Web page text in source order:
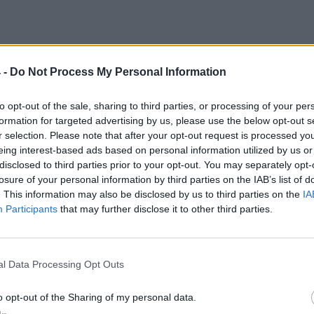
- Do Not Process My Personal Information
opt-out of the sale, sharing to third parties, or processing of your
for targeted advertising by us, please use the below opt-out
selection. Please note that after your opt-out request is processed
interest-based ads based on personal information utilized by us
to third parties prior to your opt-out. You may separately
of your personal information by third parties on the IAB’s list of
This information may also be disclosed by us to third parties on the
Participants that may further disclose it to other third parties.
Data Processing Opt Outs
opt-out of the Sharing of my personal data.
diMaurizio Melfa,Presidente del Gela,
social della società: " IL MOMENTO DELLA
9 giorni servono 400.000 euro per pagare i debiti e
per iscrivere il GELA CALCIO IN SERIE D per la
Questo è il momento di trasformare la passione e
GELA CALCIO in fatti concreti, perché sappiamo tutti
di noi, grande o piccolo che sia é
tribuna 175 euro, curva 90 euro indicare il numero